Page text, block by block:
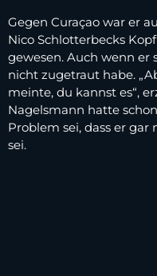
Gegen Curaçao war er
Nico Schlotterbecks
gewesen. Auch wenn er
nicht zugetraut habe.
meinte, du kannst es“,
Nagelsmann hatte
Problem sei, dass er
sei.